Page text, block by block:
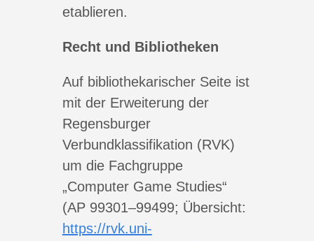
etablieren.
Recht und Bibliotheken
Auf bibliothekarischer Seite ist
mit der Erweiterung der
Regensburger
Verbundklassifikation (RVK)
um die Fachgruppe
„Computer Game Studies“
(AP 99301–99499; Übersicht:
https://rvk.uni-